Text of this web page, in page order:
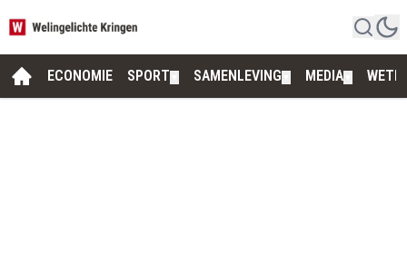
ECONOMIE SPORT SAMENLEVING MEDIA